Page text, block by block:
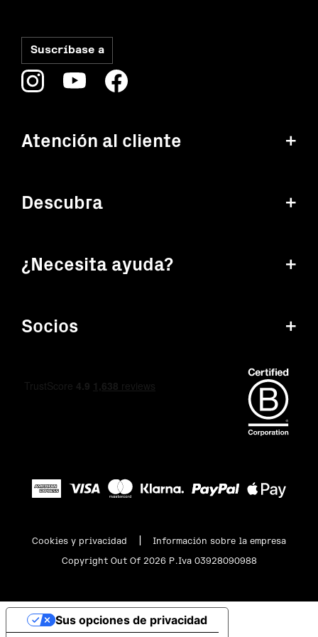
Atención al cliente +
Descubra +
¿Necesita ayuda? +
Socios +
Cookies y privacidad
Información sobre la empresa
Copyright Out Of 2026 P.Iva 03928090988
Sus opciones de privacidad